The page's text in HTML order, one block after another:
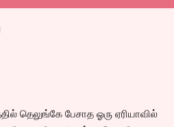
தெலுங்கே பேசாத ஓரு ஏரியாவில்